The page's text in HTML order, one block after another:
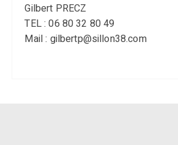
Gilbert PRECZ
TEL : 06 80 32 80 49
Mail : gilbertp@sillon38.com